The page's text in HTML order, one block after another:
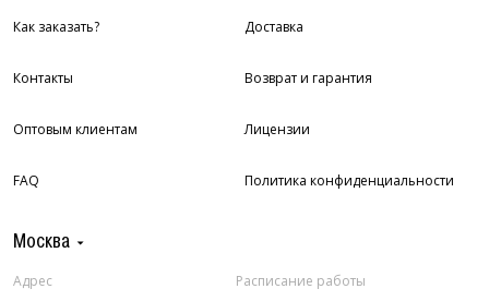
Как заказать? Доставка
Контакты Возврат и гарантия
Оптовым клиентам Лицензии
FAQ Политика конфиденциальности
Москва
Адрес
Расписание работы